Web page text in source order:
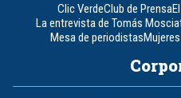
Clic VerdeClub de Prensa
La entrevista de Tomás
Mesa de periodistas